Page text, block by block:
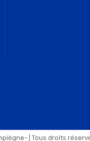
| Tous droits